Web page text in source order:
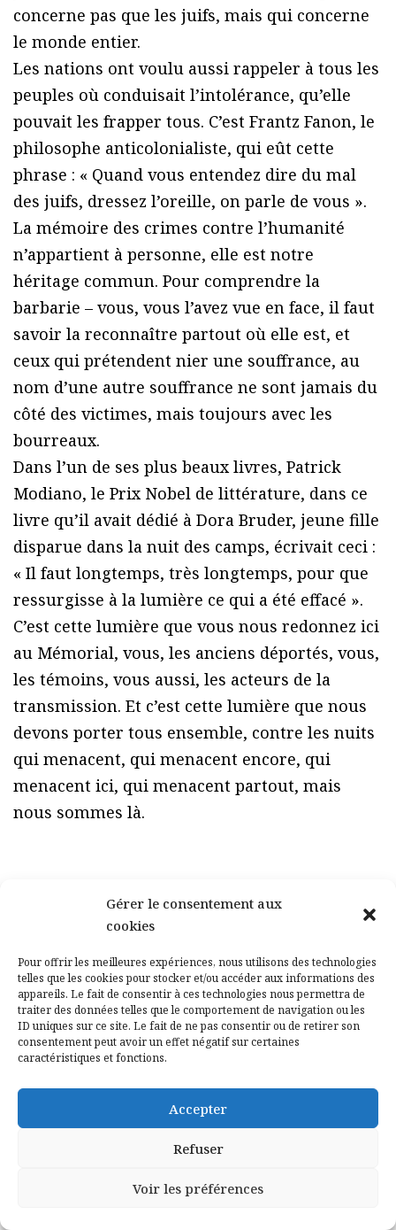
Gérer le consentement aux
cookies
Pour offrir les meilleures expériences, nous utilisons des technologies
telles que les cookies pour stocker et/ou accéder aux informations des
appareils. Le fait de consentir à ces technologies nous permettra de
traiter des données telles que le comportement de navigation ou les
ID uniques sur ce site. Le fait de ne pas consentir ou de retirer son
consentement peut avoir un effet négatif sur certaines
caractéristiques et fonctions.
Accepter
Refuser
Voir les préférences
concerne pas que les juifs, mais qui concerne
le monde entier.
Les nations ont voulu aussi rappeler à tous les
peuples où conduisait l’intolérance, qu’elle
pouvait les frapper tous. C’est Frantz Fanon, le
philosophe anticolonialiste, qui eût cette
phrase : « Quand vous entendez dire du mal
des juifs, dressez l’oreille, on parle de vous ».
La mémoire des crimes contre l’humanité
n’appartient à personne, elle est notre
héritage commun. Pour comprendre la
barbarie – vous, vous l’avez vue en face, il faut
savoir la reconnaître partout où elle est, et
ceux qui prétendent nier une souffrance, au
nom d’une autre souffrance ne sont jamais du
côté des victimes, mais toujours avec les
bourreaux.
Dans l’un de ses plus beaux livres, Patrick
Modiano, le Prix Nobel de littérature, dans ce
livre qu’il avait dédié à Dora Bruder, jeune fille
disparue dans la nuit des camps, écrivait ceci :
« Il faut longtemps, très longtemps, pour que
ressurgisse à la lumière ce qui a été effacé ».
C’est cette lumière que vous nous redonnez ici
au Mémorial, vous, les anciens déportés, vous,
les témoins, vous aussi, les acteurs de la
transmission. Et c’est cette lumière que nous
devons porter tous ensemble, contre les nuits
qui menacent, qui menacent encore, qui
menacent ici, qui menacent partout, mais
nous sommes là.
PRÉCÉDENT SUIVANT
Articles similaires